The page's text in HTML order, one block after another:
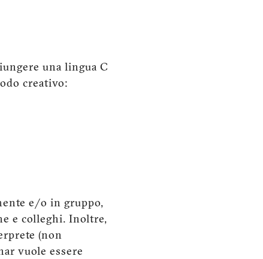
una lingua C
creativo:
e/o in gruppo,
e colleghi. Inoltre,
(non
vuole essere